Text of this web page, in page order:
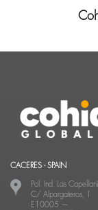
CACERES - SPAIN
Pol. Ind. Las
C/ Alpargateros, 1
E10005 —